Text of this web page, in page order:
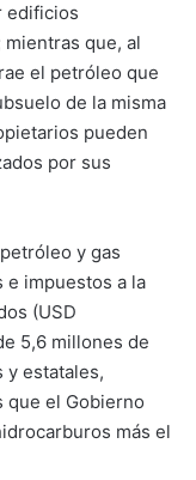
edificios
que, al
el petróleo que
de la misma
pueden
por sus
y gas
e impuestos a la
(USD
5,6 millones de
y estatales,
que el Gobierno
más el